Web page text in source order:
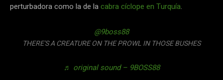
perturbadora como la de lacabra cíclope en Turquía.
@9boss88
THERE'S A CREATURE ON THE PROWL IN THOSE BUSHES
♬ original sound – 9BOSS88